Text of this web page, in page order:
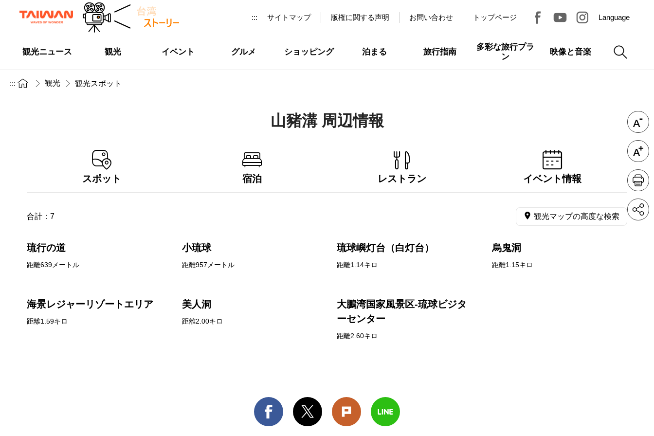
::: サイトマップ 版権に関する声明 お問い合わせ トップページ Language
観光ニュース 観光 イベント グルメ ショッピング 泊まる 旅行指南
多彩な旅行プラ
ン
映像と音楽
::: 観光 観光スポット
山豬溝 周辺情報
スポット 宿泊 レストラン イベント情報
合計： 7 観光マップの高度な検索
琉行の道
距離639メートル
小琉球
距離957メートル
琉球嶼灯台（白灯台）
距離1.14キロ
烏鬼洞
距離1.15キロ
海景レジャーリゾートエリア
距離1.59キロ
美人洞
距離2.00キロ
大鵬湾国家風景区-琉球ビジタ
ーセンター
距離2.60キロ